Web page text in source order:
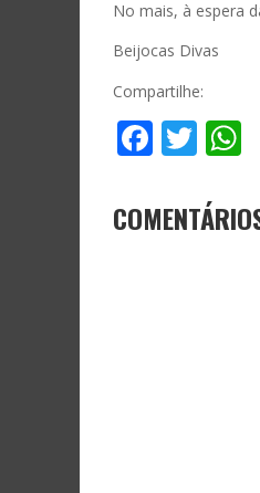
No mais, à espera
Beijocas Divas
Compartilhe: